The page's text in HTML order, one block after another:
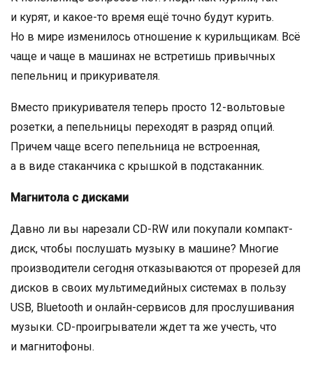
и курят, и какое-то время ещё точно будут курить.
Но в мире изменилось отношение к курильщикам. Всё
чаще и чаще в машинах не встретишь привычных
пепельниц и прикуривателя.
Вместо прикуривателя теперь просто 12-вольтовые
розетки, а пепельницы переходят в разряд опций.
Причем чаще всего пепельница не встроенная,
а в виде стаканчика с крышкой в подстаканник.
Магнитола с дисками
Давно ли вы нарезали CD-RW или покупали компакт-
диск, чтобы послушать музыку в машине? Многие
производители сегодня отказываются от прорезей для
дисков в своих мультимедийных системах в пользу
USB, Bluetooth и онлайн-сервисов для прослушивания
музыки. CD-проигрыватели ждет та же учесть, что
и магнитофоны.